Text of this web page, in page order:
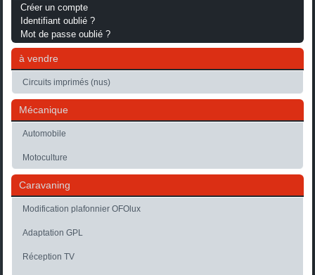
Créer un compte
Identifiant oublié ?
Mot de passe oublié ?
à vendre
Circuits imprimés (nus)
Mécanique
Automobile
Motoculture
Caravaning
Modification plafonnier OFOlux
Adaptation GPL
Réception TV